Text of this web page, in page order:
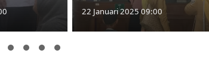
22 Januari 2025 09:00